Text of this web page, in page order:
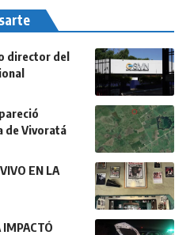
director del
de Vivoratá
EN LA